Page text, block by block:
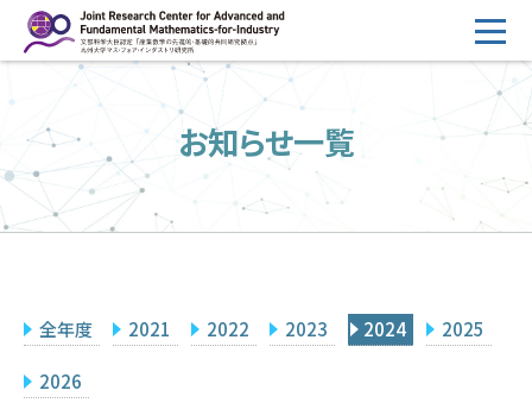
ン
へ
ス
キ
HOME
概要
運営
2026年度公募
採択研究・報告書一覧
イベント情報
お知らせ一覧
全年度 2021 2022 2023 2024 2025
2026